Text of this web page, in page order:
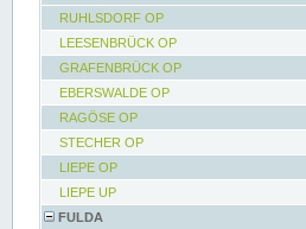
RUHLSDORF OP
LEESENBRÜCK OP
GRAFENBRÜCK OP
EBERSWALDE OP
RAGÖSE OP
STECHER OP
LIEPE OP
LIEPE UP
FULDA